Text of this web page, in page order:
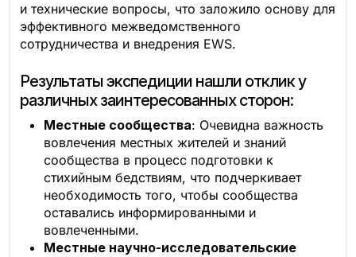
и технические вопросы, что заложило основу для
эффективного межведомственного
сотрудничества и внедрения EWS.
Результаты экспедиции нашли отклик у
различных заинтересованных сторон:
Местные сообщества: Очевидна важность
вовлечения местных жителей и знаний
сообщества в процесс подготовки к
стихийным бедствиям, что подчеркивает
необходимость того, чтобы сообщества
оставались информированными и
вовлеченными.
Местные научно-исследовательские